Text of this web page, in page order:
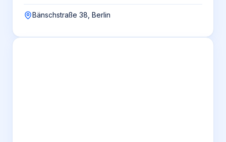
Bänschstraße 38, Berlin